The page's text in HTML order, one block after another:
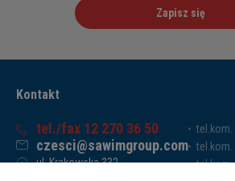
Zapisz się
Kontakt
tel./fax 12 270 36 50
czesci@sawimgroup.com
ul. Krakowska 332,
tel.kom.
tel.kom.
tel.kom.